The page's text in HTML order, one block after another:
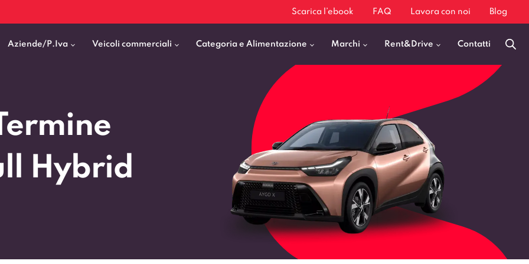
Scarica l’ebook FAQ Lavora con noi Blog
Aziende/P.Iva Veicoli commerciali
Cassonati
Pick Up
Allestiti
Categoria e Alimentazione
SUV e Crossover
Station Wagon
Diesel
Elettrica
Ibrida
GPL
Marchi
Fiat
Mercedes Benz Vans
Citroen Business
Peugeot Professional
Renault Professional
BMW X1
Audi Q3
Audi A3
Kia Sportage
Jeep Avenger
VEDI TUTTI
Rent&Drive Contatti
Hybrid